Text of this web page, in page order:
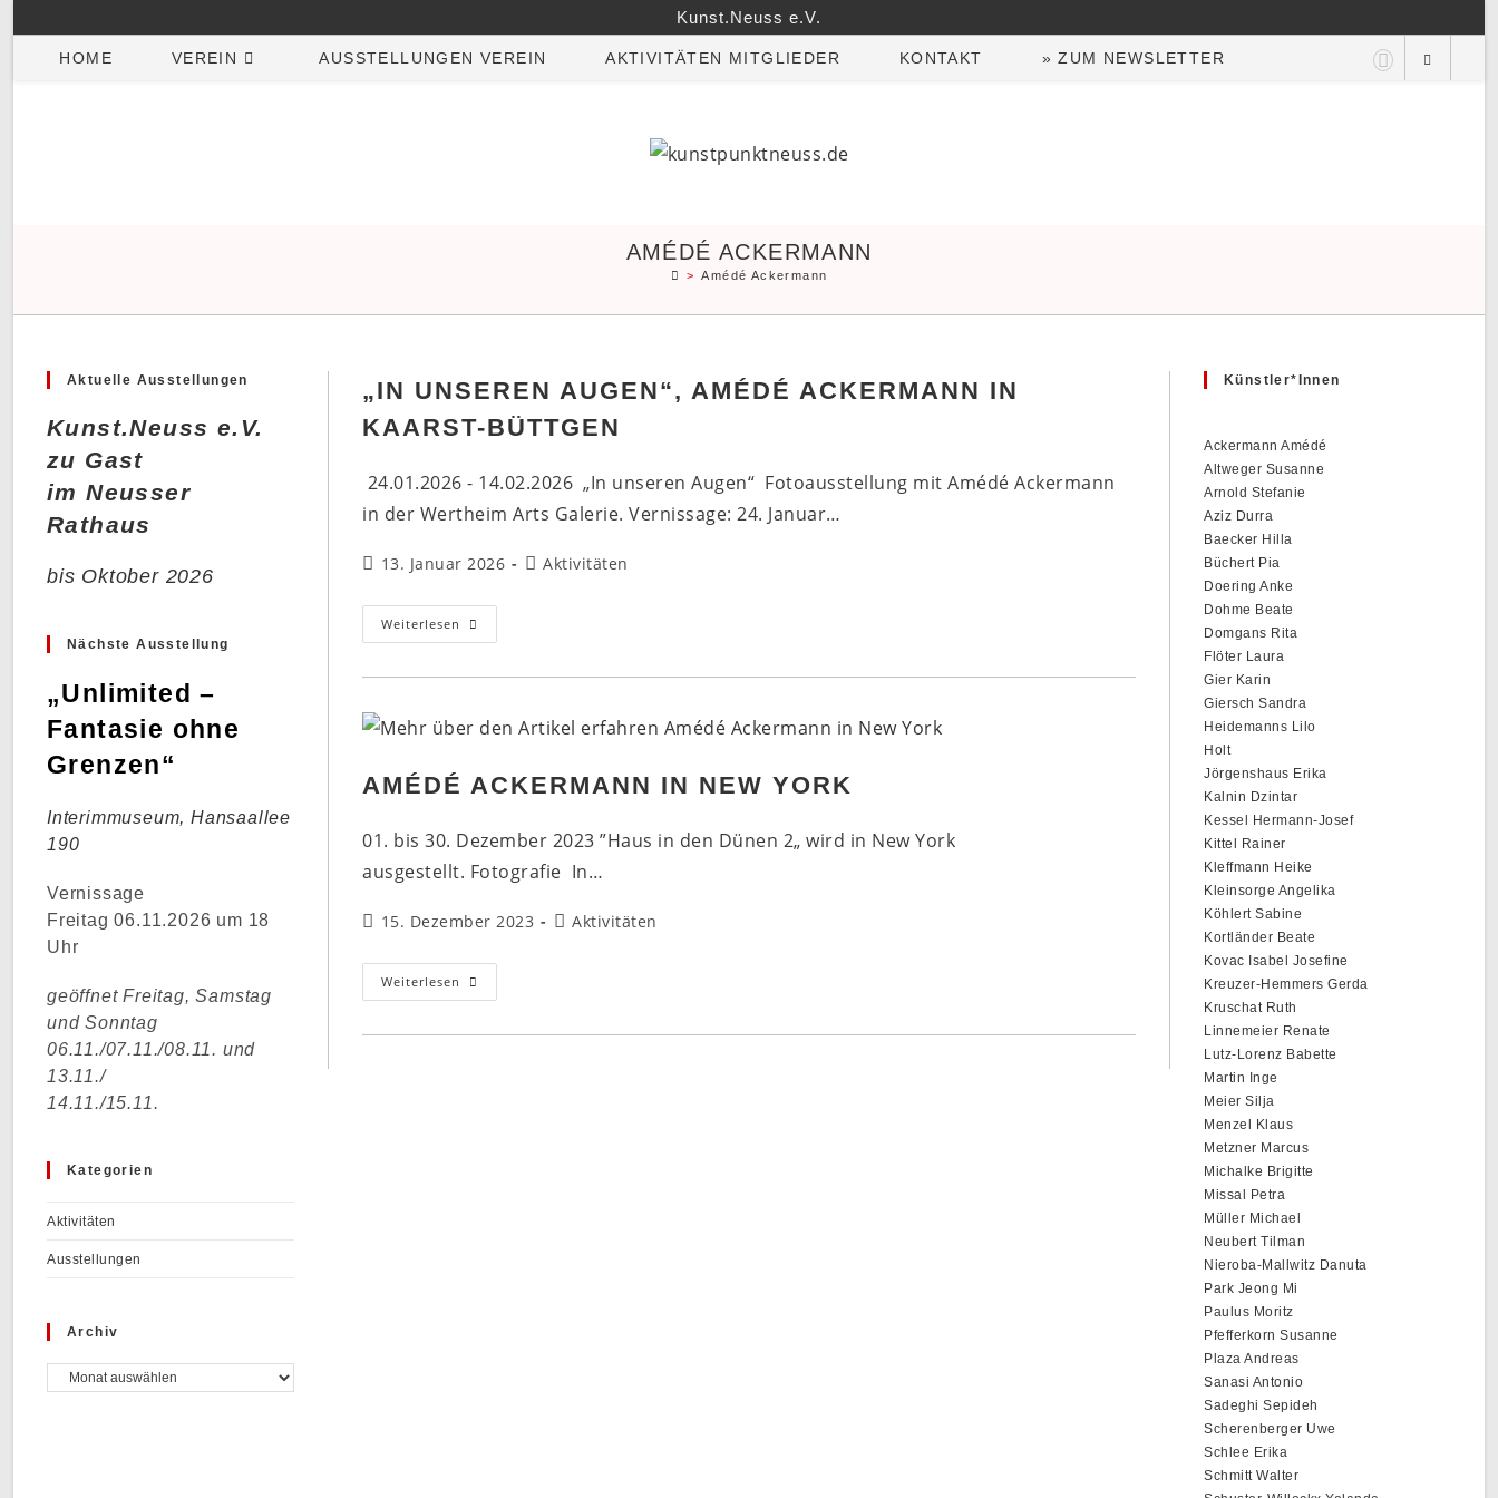
Inhalt
springen
Kunst.Neuss e.V.
HOME VEREIN AUSSTELLUNGEN VEREIN AKTIVITÄTEN MITGLIEDER KONTAKT » ZUM NEWSLETTER
AMÉDÉ ACKERMANN
> Amédé Ackermann
„IN UNSEREN AUGEN“, AMÉDÉ ACKERMANN IN
KAARST-BÜTTGEN
24.01.2026 - 14.02.2026 „In unseren Augen“ Fotoausstellung mit Amédé Ackermann
in der Wertheim Arts Galerie. Vernissage: 24. Januar…
Beitrag
13. Januar 2026
Beitrags-
Aktivitäten
Weiterlesen „In
Unseren
Kaarst-
Büttgen
AMÉDÉ ACKERMANN IN NEW YORK
01. bis 30. Dezember 2023 ”Haus in den Dünen 2„ wird in New York
ausgestellt. Fotografie In…
Beitrag
15. Dezember 2023
Beitrags-
Aktivitäten
Weiterlesen Amédé
Ackermann
Aktuelle Ausstellungen
Kunst.Neuss e.V.
zu Gast
im Neusser
Rathaus
bis Oktober 2026
Nächste Ausstellung
„Unlimited –
Fantasie ohne
Grenzen“
Interimmuseum, Hansaallee
190
Vernissage
Freitag 06.11.2026 um 18
Uhr
geöffnet Freitag, Samstag
und Sonntag
06.11./07.11./08.11. und
13.11./
14.11./15.11.
Kategorien
Aktivitäten
Ausstellungen
Archiv
Archiv
Künstler*innen
Ackermann Amédé
Altweger Susanne
Arnold Stefanie
Aziz Durra
Baecker Hilla
Büchert Pia
Doering Anke
Dohme Beate
Domgans Rita
Flöter Laura
Gier Karin
Giersch Sandra
Heidemanns Lilo
Holt
Jörgenshaus Erika
Kalnin Dzintar
Kessel Hermann-Josef
Kittel Rainer
Kleffmann Heike
Kleinsorge Angelika
Köhlert Sabine
Kortländer Beate
Kovac Isabel Josefine
Kreuzer-Hemmers Gerda
Kruschat Ruth
Linnemeier Renate
Lutz-Lorenz Babette
Martin Inge
Meier Silja
Menzel Klaus
Metzner Marcus
Michalke Brigitte
Missal Petra
Müller Michael
Neubert Tilman
Nieroba-Mallwitz Danuta
Park Jeong Mi
Paulus Moritz
Pfefferkorn Susanne
Plaza Andreas
Sanasi Antonio
Sadeghi Sepideh
Scherenberger Uwe
Schlee Erika
Schmitt Walter